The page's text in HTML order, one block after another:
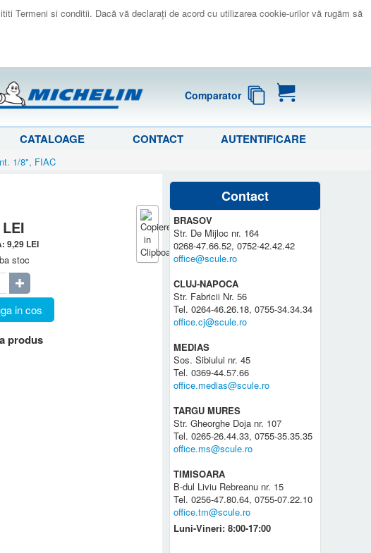
Termeni si conditii. Dacă vă declaraţi de acord cu utilizarea cookie-urilor vă rugăm să
Comparator
CATALOAGE CONTACT AUTENTIFICARE
1/8", FIAC
LEI
9,29 LEI
stoc
in cos
produs
Contact
BRASOV
Str. De Mijloc nr. 164
0268-47.66.52, 0752-42.42.42
office@scule.ro
CLUJ-NAPOCA
Str. Fabricii Nr. 56
Tel. 0264-46.26.18, 0755-34.34.34
office.cj@scule.ro
MEDIAS
Sos. Sibiului nr. 45
Tel. 0369-44.57.66
office.medias@scule.ro
TARGU MURES
Str. Gheorghe Doja nr. 107
Tel. 0265-26.44.33, 0755-35.35.35
office.ms@scule.ro
TIMISOARA
B-dul Liviu Rebreanu nr. 15
Tel. 0256-47.80.64, 0755-07.22.10
office.tm@scule.ro
Luni-Vineri: 8:00-17:00